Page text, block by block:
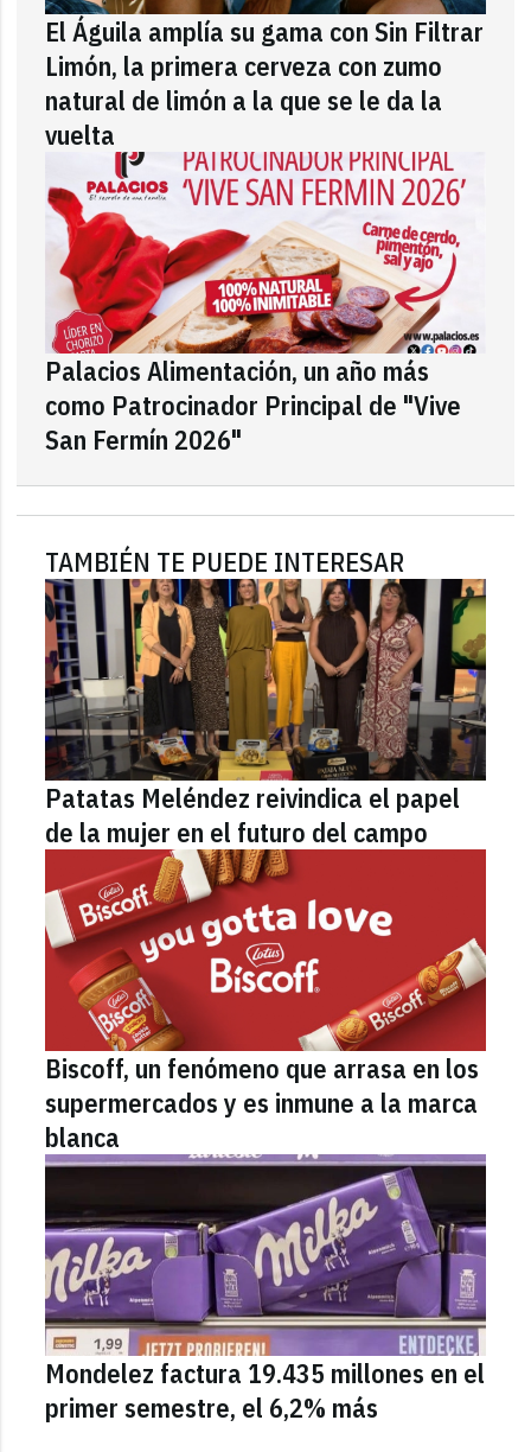
El Águila amplía su gama con Sin Filtrar
Limón, la primera cerveza con zumo
natural de limón a la que se le da la
vuelta
Palacios Alimentación, un año más
como Patrocinador Principal de "Vive
San Fermín 2026"
TAMBIÉN TE PUEDE INTERESAR
Patatas Meléndez reivindica el papel
de la mujer en el futuro del campo
Biscoff, un fenómeno que arrasa en los
supermercados y es inmune a la marca
blanca
Mondelez factura 19.435 millones en el
primer semestre, el 6,2% más